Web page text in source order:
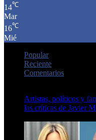
14℃
Mar
16℃
Mié
Popular
Reciente
Comentarios
Artistas, políticos y
las críticas de Javier